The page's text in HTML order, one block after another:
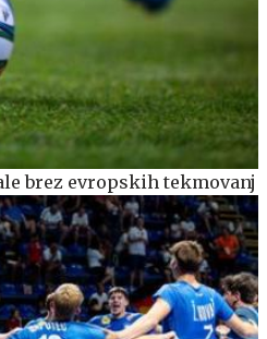
brez evropskih tekmovanj